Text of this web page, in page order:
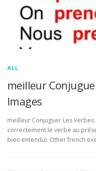
ALL
meilleur
Images
meilleur Conjuguer Les Verbes
correctement le verbe au
bien entendu). Other french